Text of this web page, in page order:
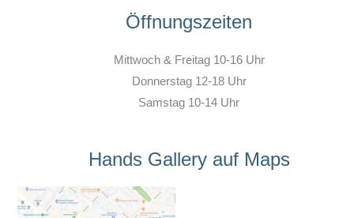
Öffnungszeiten
Mittwoch & Freitag 10-16 Uhr
Donnerstag 12-18 Uhr
Samstag 10-14 Uhr
Hands Gallery auf Maps